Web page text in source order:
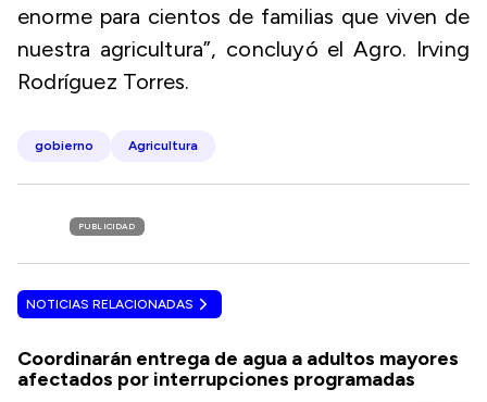
enorme para cientos de familias que viven de
nuestra agricultura”, concluyó el Agro. Irving
Rodríguez Torres.
gobierno Agricultura
PUBLICIDAD
NOTICIAS RELACIONADAS
Coordinarán entrega de agua a adultos mayores
afectados por interrupciones programadas